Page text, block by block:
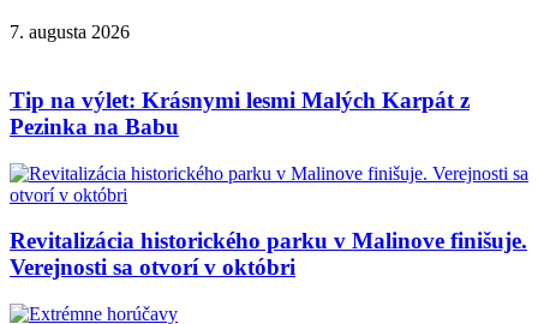
7. augusta 2026
Tip na výlet: Krásnymi lesmi Malých Karpát z
Pezinka na Babu
Revitalizácia historického parku v Malinove finišuje.
Verejnosti sa otvorí v októbri